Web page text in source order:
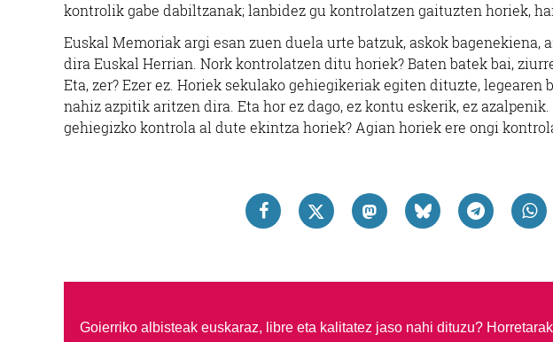
kontrolik gabe dabiltzanak; lanbidez gu kontrolatzen gaituzten horiek,
Euskal Memoriak argi esan zuen duela urte batzuk, askok bagenekiena,
dira Euskal Herrian. Nork kontrolatzen ditu horiek? Baten batek bai,
Eta, zer? Ezer ez. Horiek sekulako gehiegikeriak egiten dituzte,
nahiz azpitik aritzen dira. Eta hor ez dago, ez kontu eskerik, ez
gehiegizko kontrola al dute ekintza horiek? Agian horiek ere ongi
Goierriko albisteak euskaraz, libre eta kalitatez jaso nahi dituzu?